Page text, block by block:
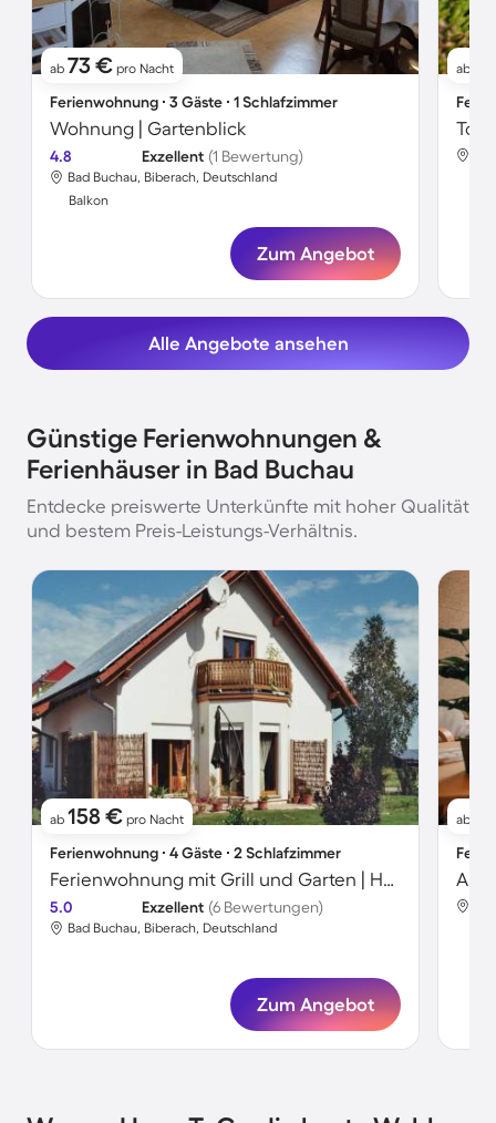
ab 73 € pro Nacht
Ferienwohnung ∙ 3 Gäste ∙ 1 Schlafzimmer
Wohnung | Gartenblick
4.8 Exzellent (1 Bewertung)
Bad Buchau, Biberach, Deutschland
Balkon
Zum Angebot
ab
Alle Angebote ansehen
Günstige Ferienwohnungen &
Ferienhäuser in Bad Buchau
Entdecke preiswerte Unterkünfte mit hoher Qualität
und bestem Preis-Leistungs-Verhältnis.
ab 158 € pro Nacht
Ferienwohnung ∙ 4 Gäste ∙ 2 Schlafzimmer
Ferienwohnung mit Grill und Garten | Hunde erlaubt
5.0 Exzellent (6 Bewertungen)
Bad Buchau, Biberach, Deutschland
Zum Angebot
ab